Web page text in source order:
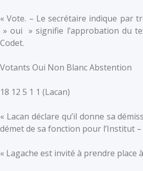
« Vote. – Le secrétaire indique par
» oui » signifie l’approbation du
Codet.
Votants Oui Non Blanc Abstention
18 12 5 1 1 (Lacan)
« Lacan déclare qu’il donne sa
démet de sa fonction pour l’Institut
« Lagache est invité à prendre place